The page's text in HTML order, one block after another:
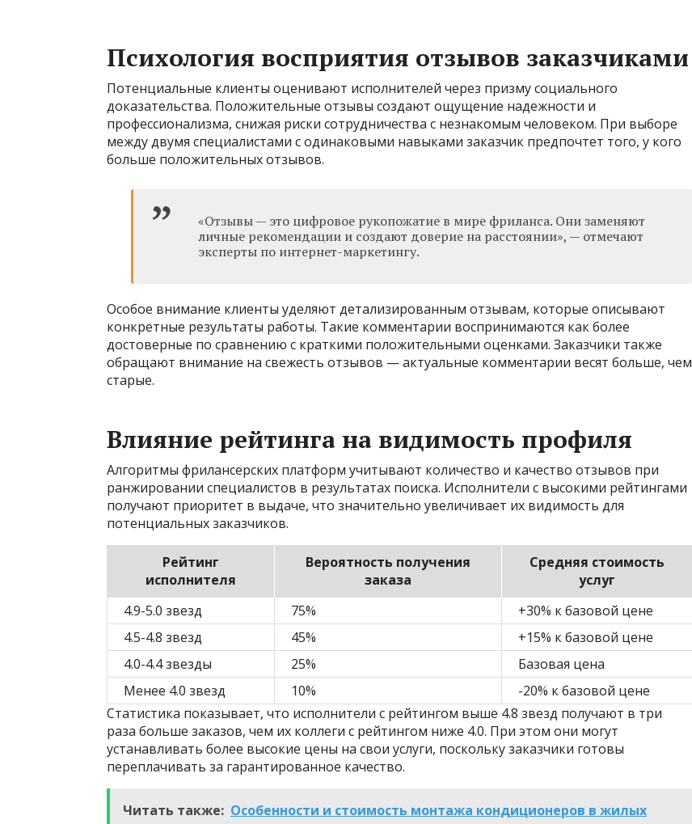
Психология восприятия отзывов заказчиками
Потенциальные клиенты оценивают исполнителей через призму социального
доказательства. Положительные отзывы создают ощущение надежности и
профессионализма, снижая риски сотрудничества с незнакомым человеком. При выборе
между двумя специалистами с одинаковыми навыками заказчик предпочтет того, у кого
больше положительных отзывов.
«Отзывы — это цифровое рукопожатие в мире фриланса. Они заменяют
личные рекомендации и создают доверие на расстоянии», — отмечают
эксперты по интернет-маркетингу.
Особое внимание клиенты уделяют детализированным отзывам, которые описывают
конкретные результаты работы. Такие комментарии воспринимаются как более
достоверные по сравнению с краткими положительными оценками. Заказчики также
обращают внимание на свежесть отзывов — актуальные комментарии весят больше, чем
старые.
Влияние рейтинга на видимость профиля
Алгоритмы фрилансерских платформ учитывают количество и качество отзывов при
ранжировании специалистов в результатах поиска. Исполнители с высокими рейтингами
получают приоритет в выдаче, что значительно увеличивает их видимость для
потенциальных заказчиков.
Рейтинг
исполнителя
Вероятность получения
заказа
Средняя стоимость
услуг
4.9-5.0 звезд
75%
+30% к базовой цене
4.5-4.8 звезд
45%
+15% к базовой цене
4.0-4.4 звезды
25%
Базовая цена
Менее 4.0 звезд
10%
-20% к базовой цене
Статистика показывает, что исполнители с рейтингом выше 4.8 звезд получают в три
раза больше заказов, чем их коллеги с рейтингом ниже 4.0. При этом они могут
устанавливать более высокие цены на свои услуги, поскольку заказчики готовы
переплачивать за гарантированное качество.
Читать также: Особенности и стоимость монтажа кондиционеров в жилых